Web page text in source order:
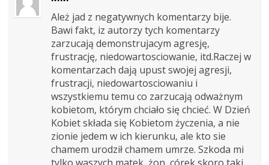
Ależ jad z negatywnych komentarzy bije.
Bawi fakt, iz autorzy tych komentarzy
zarzucają demonstrujacym agresję,
frustrację, niedowartosciowanie, itd.Raczej w
komentarzach dają upust swojej agresji,
frustracji, niedowartosciowaniu i
wszystkiemu temu co zarzucają odważnym
kobietom, którym chciało się chcieć. W Dzień
Kobiet składa się Kobietom życzenia, a nie
zionie jedem w ich kierunku, ale kto sie
chamem urodził chamem umrze. Szkoda mi